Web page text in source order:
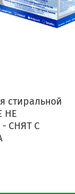
стиральной
НЕ
СНЯТ С